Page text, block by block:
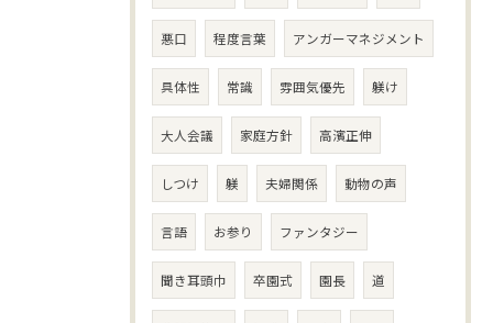
悪口 程度言葉 アンガーマネジメント
具体性 常識 雰囲気優先 躾け
大人会議 家庭方針 高濱正伸
しつけ 躾 夫婦関係 動物の声
言語 お参り ファンタジー
聞き耳頭巾 卒園式 園長 道